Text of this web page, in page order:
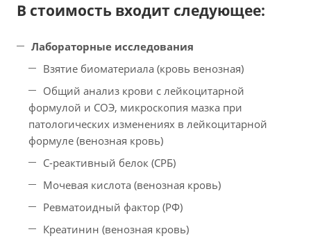
В стоимость входит следующее:
Лабораторные исследования
Взятие биоматериала (кровь венозная)
Общий анализ крови с лейкоцитарной
формулой и СОЭ, микроскопия мазка при
патологических изменениях в лейкоцитарной
формуле (венозная кровь)
С-реактивный белок (СРБ)
Мочевая кислота (венозная кровь)
Ревматоидный фактор (РФ)
Креатинин (венозная кровь)